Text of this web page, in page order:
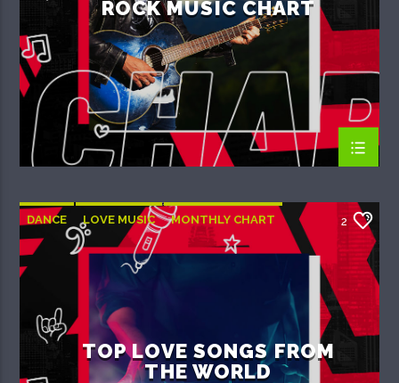
ROCK MUSIC CHART
DANCE LOVE MUSIC MONTHLY CHART
SPRING CHART
2
TOP LOVE SONGS FROM
THE WORLD